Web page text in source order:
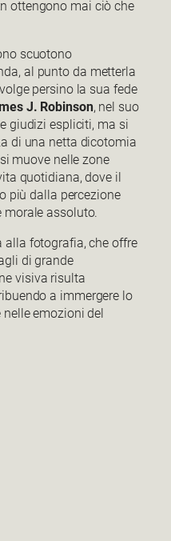
ottengono mai ciò che
scuotono
al punto da metterla
persino la sua fede
J. Robinson, nel suo
giudizi espliciti, ma si
di una netta dicotomia
muove nelle zone
quotidiana, dove il
più dalla percezione
morale assoluto.
alla fotografia, che offre
di grande
visiva risulta
a immergere lo
emozioni del